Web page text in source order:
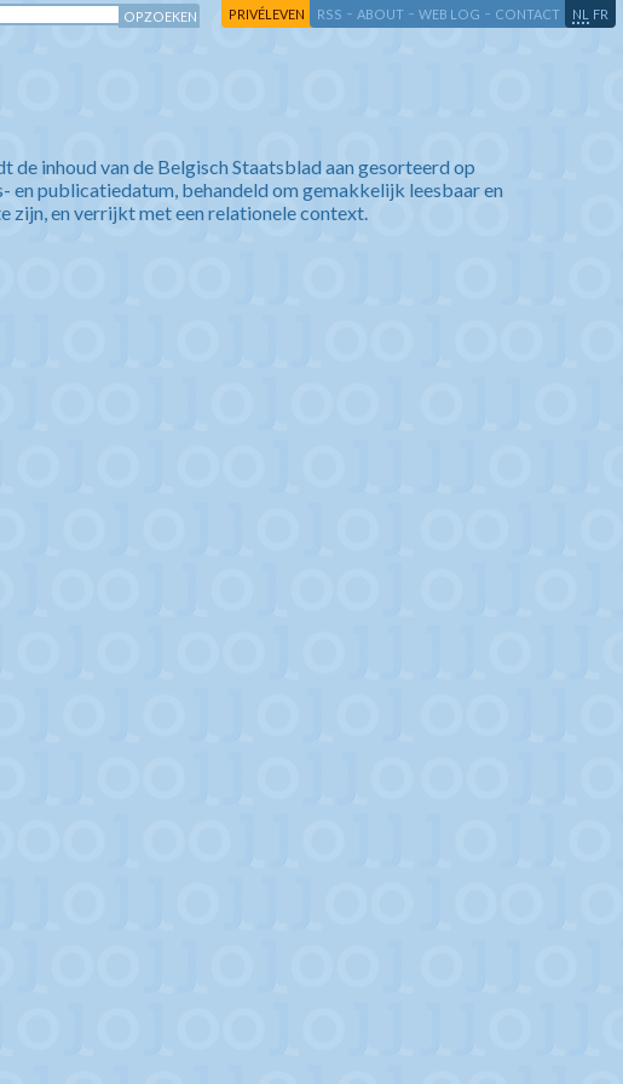
PRIVÉLEVEN RSS - ABOUT - WEB LOG - CONTACT NL FR
de inhoud van de Belgisch Staatsblad aan gesorteerd op
en publicatiedatum, behandeld om gemakkelijk leesbaar en
zijn, en verrijkt met een relationele context.